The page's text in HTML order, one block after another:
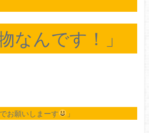
なんです！」
お願いしまーす 」